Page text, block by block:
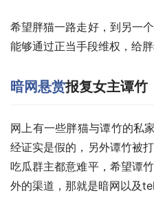
希望胖猫一路走好，到另一
能够通过正当手段维权，给胖
暗网悬赏报复女主谭竹
网上有一些胖猫与谭竹的私
经证实是假的，另外谭竹被
吃瓜群主都意难平，希望谭
外的渠道，那就是暗网以及